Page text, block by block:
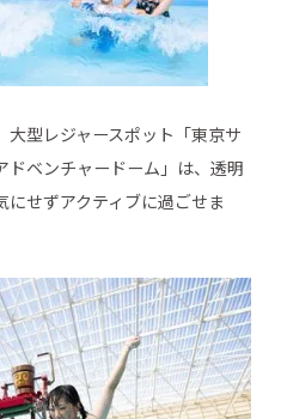
型レジャースポット「東京サ
ドベンチャードーム」は、透明
せずアクティブに過ごせま